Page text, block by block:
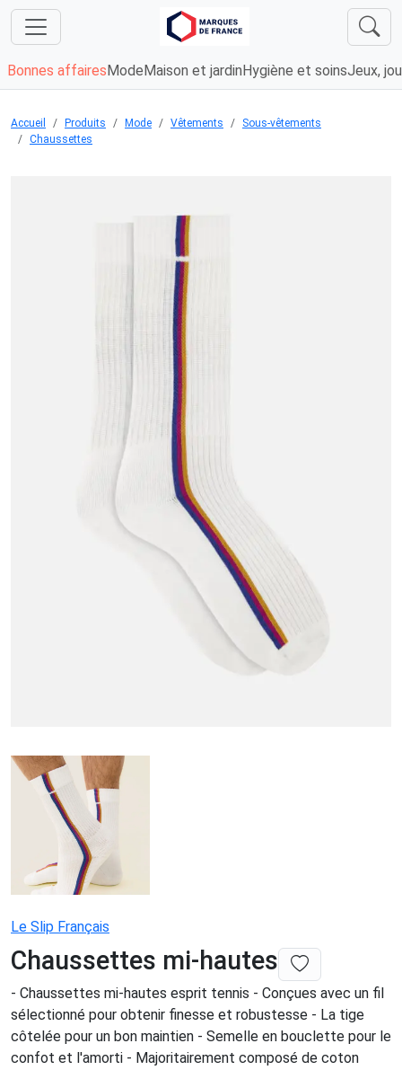
Bonnes affaires Mode Maison et jardin Hygiène et soinsJeux,
Accueil Produits Mode Vêtements
Sous-vêtements
Chaussettes
Le Slip Français
Chaussettes mi-hautes
- Chaussettes mi-hautes esprit tennis - Conçues avec un fil
sélectionné pour obtenir finesse et robustesse - La tige
côtelée pour un bon maintien - Semelle en bouclette pour le
confot et l'amorti - Majoritairement composé de coton